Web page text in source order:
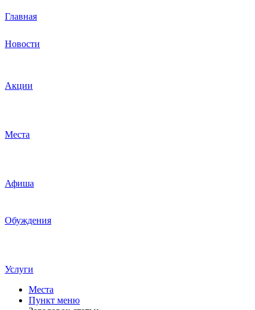
Главная
Новости
Акции
Места
Афиша
Обуждения
Услуги
Места
Пункт меню